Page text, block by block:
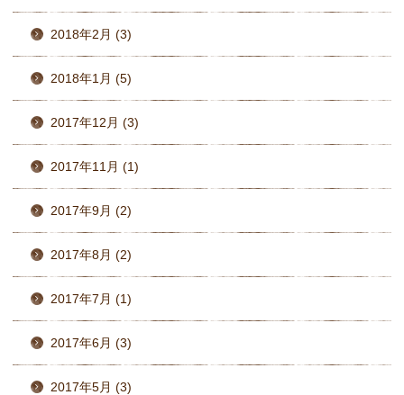
2018年2月 (3)
2018年1月 (5)
2017年12月 (3)
2017年11月 (1)
2017年9月 (2)
2017年8月 (2)
2017年7月 (1)
2017年6月 (3)
2017年5月 (3)